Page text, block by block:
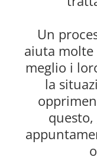
Un
aiuta
meglio i
la